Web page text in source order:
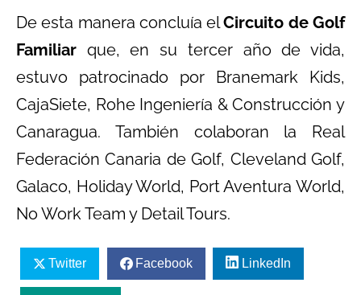
De esta manera concluía elCircuito de Golf
Familiar que, en su tercer año de vida,
estuvo patrocinado por Branemark Kids,
CajaSiete, Rohe Ingeniería & Construcción y
Canaragua. También colaboran la Real
Federación Canaria de Golf, Cleveland Golf,
Galaco, Holiday World, Port Aventura World,
No Work Team y Detail Tours.
Twitter Facebook LinkedIn